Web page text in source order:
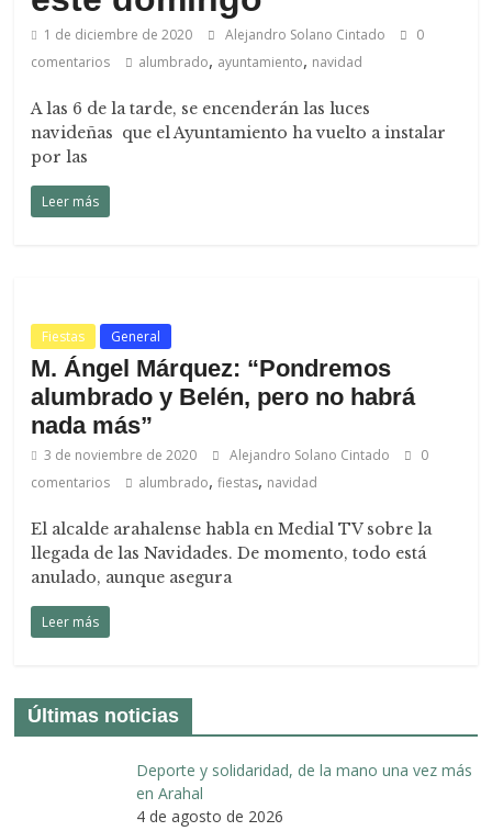
1 de diciembre de 2020 Alejandro Solano Cintado
0
comentarios
alumbrado, ayuntamiento, navidad
A las 6 de la tarde, se encenderán las luces
navideñas que el Ayuntamiento ha vuelto a instalar
por las
Leer más
Fiestas General
M. Ángel Márquez: “Pondremos
alumbrado y Belén, pero no habrá
nada más”
3 de noviembre de 2020 Alejandro Solano Cintado
0
comentarios
alumbrado,fiestas, navidad
El alcalde arahalense habla en Medial TV sobre la
llegada de las Navidades. De momento, todo está
anulado, aunque asegura
Leer más
Últimas noticias
Deporte y solidaridad, de la mano una vez más
en Arahal
4 de agosto de 2026